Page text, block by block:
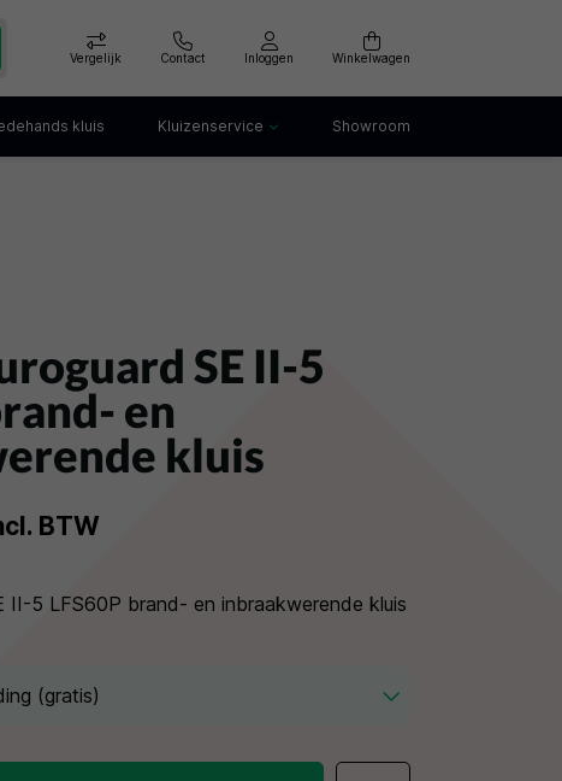
Vergelijk Contact Inloggen Winkelwagen
kluis Kluizenservice
Kluis huren
Showroom
SE II-5
en
kluis
BTW
II-5 LFS60P brand- en inbraakwerende kluis